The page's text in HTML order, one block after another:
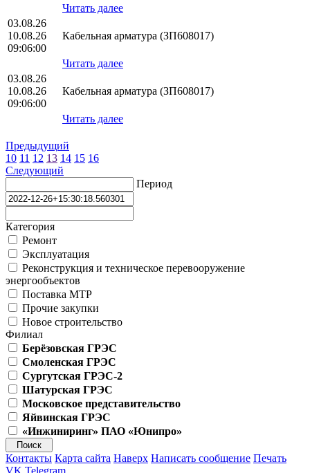
Читать далее
03.08.26
10.08.26
09:06:00
Кабельная арматура (ЗП608017)
Читать далее
03.08.26
10.08.26
09:06:00
Кабельная арматура (ЗП608017)
Читать далее
Предыдущий
10 11 12 13 14 15 16
Следующий
Период
Категория
Ремонт
Эксплуатация
Реконструкция и техническое перевооружение
энергообъектов
Поставка МТР
Прочие закупки
Новое строительство
Филиал
Берёзовская ГРЭС
Смоленская ГРЭС
Сургутская ГРЭС-2
Шатурская ГРЭС
Московское представительство
Яйвинская ГРЭС
«Инжиниринг» ПАО «Юнипро»
Контакты Карта сайта Наверх Написать сообщение Печать
VK Telegram